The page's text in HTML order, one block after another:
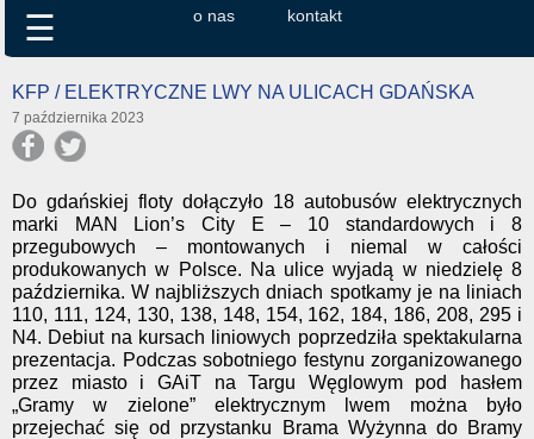
o nas kontakt
☰
KFP / ELEKTRYCZNE LWY NA ULICACH GDAŃSKA
7 października 2023
Do gdańskiej floty dołączyło 18 autobusów elektrycznych
marki MAN Lion’s City E – 10 standardowych i 8
przegubowych – montowanych i niemal w całości
produkowanych w Polsce. Na ulice wyjadą w niedzielę 8
października. W najbliższych dniach spotkamy je na liniach
110, 111, 124, 130, 138, 148, 154, 162, 184, 186, 208, 295 i
N4. Debiut na kursach liniowych poprzedziła spektakularna
prezentacja. Podczas sobotniego festynu zorganizowanego
przez miasto i GAiT na Targu Węglowym pod hasłem
„Gramy w zielone” elektrycznym lwem można było
przejechać się od przystanku Brama Wyżynna do Bramy